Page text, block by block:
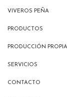
VIVEROS PEÑA
PRODUCTOS
PRODUCCIÓN PROPIA
SERVICIOS
CONTACTO